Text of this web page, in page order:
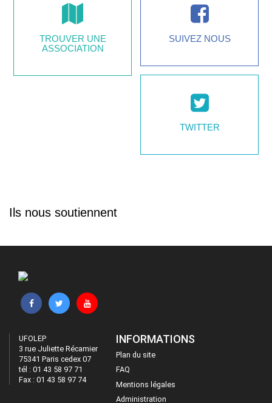
TROUVER UNE
ASSOCIATION
SUIVEZ NOUS
TWITTER
Ils nous soutiennent
UFOLEP
3 rue Juliette Récamier
75341 Paris cedex 07
tél : 01 43 58 97 71
Fax : 01 43 58 97 74
INFORMATIONS
Plan du site
FAQ
Mentions légales
Administration